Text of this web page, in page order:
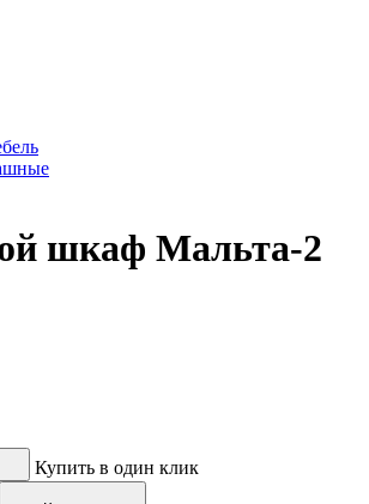
шкаф Мальта-2
Купить в один клик